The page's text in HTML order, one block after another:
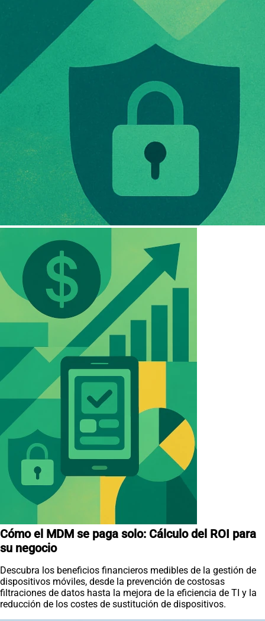
Cómo el MDM se paga solo: Cálculo del ROI para
su negocio
Descubra los beneficios financieros medibles de la gestión de
dispositivos móviles, desde la prevención de costosas
filtraciones de datos hasta la mejora de la eficiencia de TI y la
reducción de los costes de sustitución de dispositivos.